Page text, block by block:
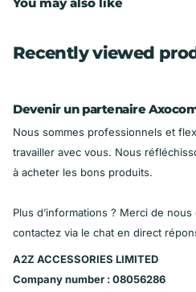
Recently viewed
Devenir un partenaire
Nous sommes professionnels et
travailler avec vous. Nous
à acheter les bons produits.
Plus d’informations ? Merci de
contactez via le chat en direct
A2Z ACCESSORIES LIMITED
Company number : 08056286